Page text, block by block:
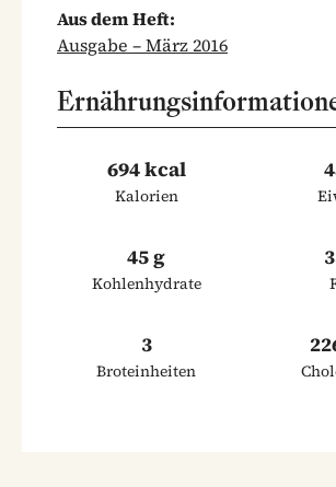
Aus dem Heft:
Ausgabe – März 2016
694 kcal
Kalorien
45 g
Kohlenhydrate
3
Broteinheiten